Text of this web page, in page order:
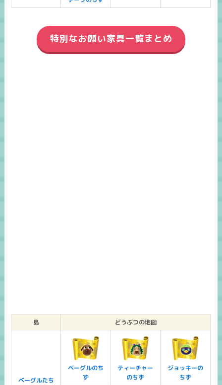
特別なお願い家具一覧まとめ
島 どうぶつの地図
ベーグルたち
ベーグルのち
ず
ティーチャー
のちず
ジョッキーの
ちず